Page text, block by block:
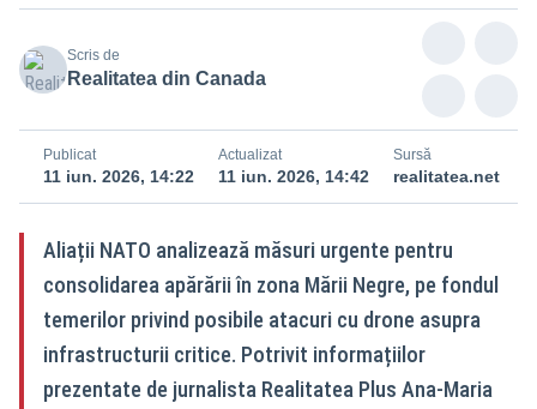
Scris de
Realitatea din Canada
Publicat
11 iun. 2026, 14:22
Actualizat
11 iun. 2026, 14:42
Sursă
realitatea.net
Aliații NATO analizează măsuri urgente pentru
consolidarea apărării în zona Mării Negre, pe fondul
temerilor privind posibile atacuri cu drone asupra
infrastructurii critice. Potrivit informațiilor
prezentate de jurnalista Realitatea Plus Ana-Maria